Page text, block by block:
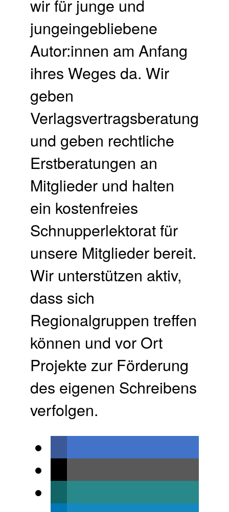
wir für junge und
jungeingebliebene
Autor:innen am Anfang
ihres Weges da. Wir
geben
Verlagsvertragsberatung
und geben rechtliche
Erstberatungen an
Mitglieder und halten
ein kostenfreies
Schnupperlektorat für
unsere Mitglieder bereit.
Wir unterstützen aktiv,
dass sich
Regionalgruppen treffen
können und vor Ort
Projekte zur Förderung
des eigenen Schreibens
verfolgen.